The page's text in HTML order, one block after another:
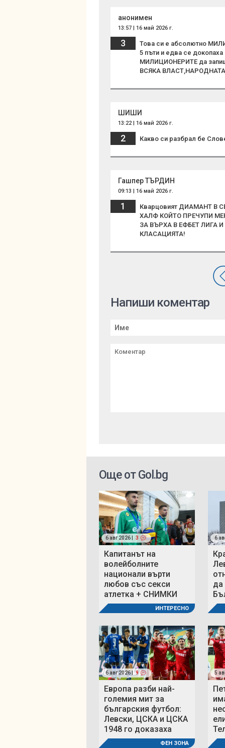
анонимен
13:57 | 16 май 2026 г.
3
Това си е абсолютно
5 пъти и едва се
МИЛИЦИОНЕРИТЕ да
ВСЯКА
ШИШИ
13:22 | 16 май 2026 г.
2 Какво си разбрал бе
Гашпер ТЪРДИН
09:13 | 16 май 2026 г.
1
Кварцовият ДИАМАНТ В
ХАЛФ КОЙТО ПРЕЧУПИ
ЗА ВЪРХА В ЕФБЕТ ЛИГА
КЛАСАЦИЯТА!
Напиши коментар
Още от Gol.bg
6 авг 2026 | 3
Капитанът на
волейболните
национали върти
любов със секси
атлетка + СНИМКИ
ИНТЕРЕСНО
6
да
6 авг 2026 | 9
Европа разби най-
големия мит за
българския футбол:
Левски, ЦСКА и ЦСКА
1948 го доказаха
ФЕН ЗОНА
5